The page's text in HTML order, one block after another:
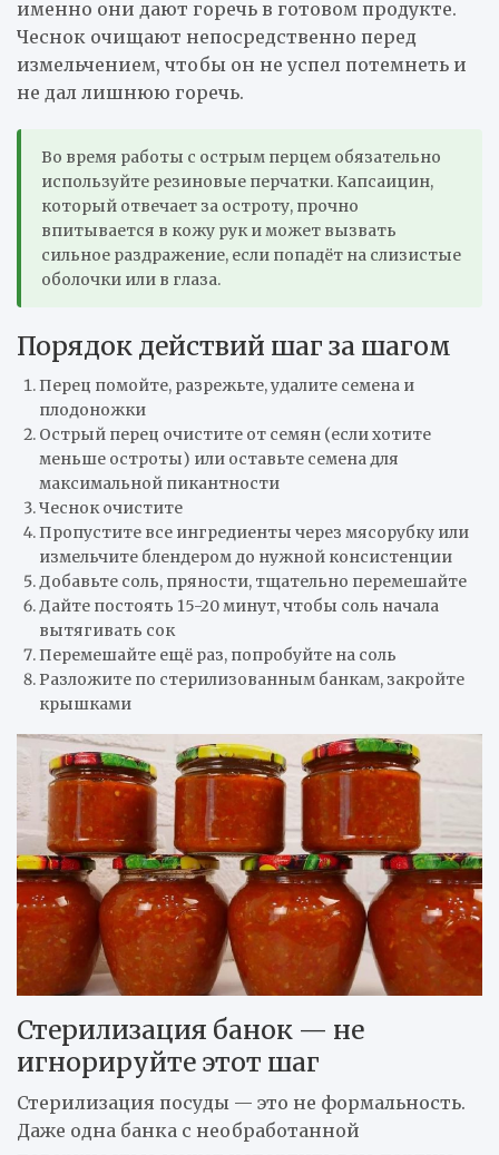
именно они дают горечь в готовом продукте.
Чеснок очищают непосредственно перед
измельчением, чтобы он не успел потемнеть и
не дал лишнюю горечь.
Во время работы с острым перцем обязательно
используйте резиновые перчатки. Капсаицин,
который отвечает за остроту, прочно
впитывается в кожу рук и может вызвать
сильное раздражение, если попадёт на слизистые
оболочки или в глаза.
Порядок действий шаг за шагом
Перец помойте, разрежьте, удалите семена и
плодоножки
Острый перец очистите от семян (если хотите
меньше остроты) или оставьте семена для
максимальной пикантности
Чеснок очистите
Пропустите все ингредиенты через мясорубку или
измельчите блендером до нужной консистенции
Добавьте соль, пряности, тщательно перемешайте
Дайте постоять 15-20 минут, чтобы соль начала
вытягивать сок
Перемешайте ещё раз, попробуйте на соль
Разложите по стерилизованным банкам, закройте
крышками
Стерилизация банок — не
игнорируйте этот шаг
Стерилизация посуды — это не формальность.
Даже одна банка с необработанной